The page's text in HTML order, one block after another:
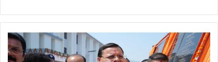
Uttarakhand
News:
उत्तराखंड